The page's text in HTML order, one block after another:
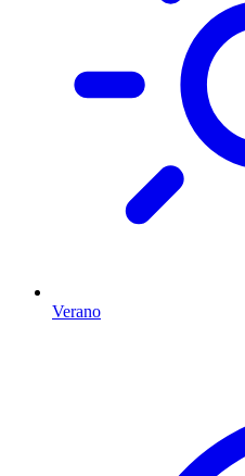
Verano